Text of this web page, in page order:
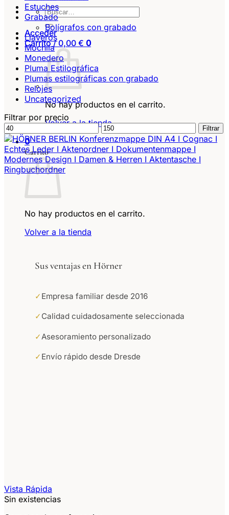
Buscar
por:
Acceder
Carrito /0,00 € 0
No hay productos en el carrito.
Volver a la tienda
0
Carrito
No hay productos en el carrito.
Volver a la tienda
Sus ventajas en Hörner
✓ Empresa familiar desde 2016
✓ Calidad cuidadosamente seleccionada
✓ Asesoramiento personalizado
✓ Envío rápido desde Dresde
Estuches
Grabado
Bolígrafos con grabado
Llaveros
Mochila
Monedero
Pluma Estilográfica
Plumas estilográficas con grabado
Relojes
Uncategorized
Filtrar por precio
Precio
mínimo
Precio
máximo
Filtrar
Vista Rápida
Sin existencias